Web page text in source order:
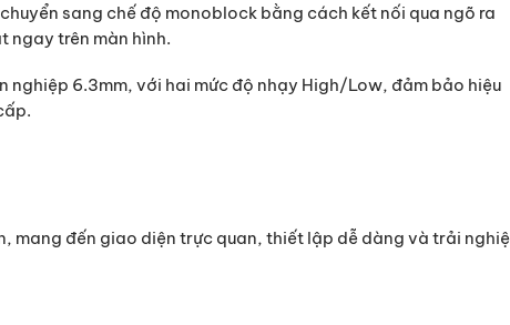
sang chế độ monoblock bằng cách kết nối qua ngõ ra
ngay trên màn hình.
nghiệp 6.3mm, với hai mức độ nhạy High/Low, đảm bảo hiệu
mang đến giao diện trực quan, thiết lập dễ dàng và trải